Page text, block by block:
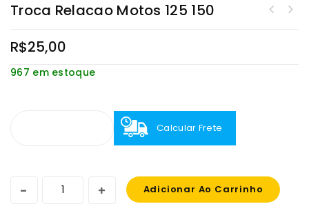
Troca Relacao Motos 125 150
R$25,00
967 em estoque
Calcular Frete
Adicionar Ao Carrinho